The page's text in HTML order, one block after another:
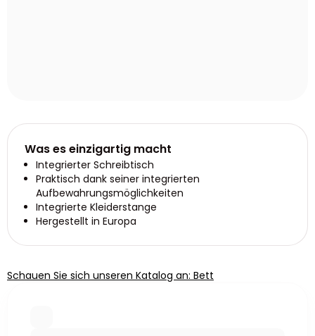
Was es einzigartig macht
Integrierter Schreibtisch
Praktisch dank seiner integrierten
Aufbewahrungsmöglichkeiten
Integrierte Kleiderstange
Hergestellt in Europa
Schauen Sie sich unseren Katalog an: Bett